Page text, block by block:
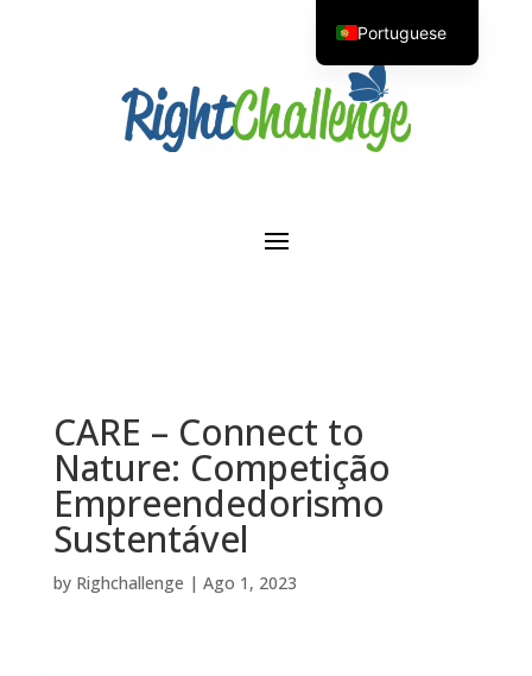
CARE – Connect to
Nature: Competição
Empreendedorismo
Sustentável
by Righchallenge | Ago 1, 2023
Portuguese
English